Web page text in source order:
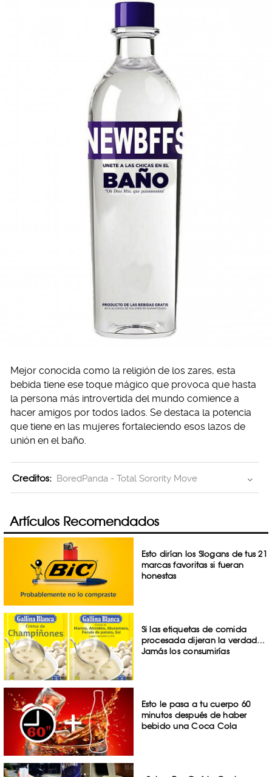
Mejor conocida como la religión de los zares, esta
bebida tiene ese toque mágico que provoca que hasta
la persona más introvertida del mundo comience a
hacer amigos por todos lados. Se destaca la potencia
que tiene en las mujeres fortaleciendo esos lazos de
unión en el baño.
Creditos: BoredPanda - Total Sorority Move
Artículos Recomendados
Esto dirían los Slogans de tus 21
marcas favoritas si fueran
honestas
Si las etiquetas de comida
procesada dijeran la verdad…
Jamás los consumirías
Esto le pasa a tu cuerpo 60
minutos después de haber
bebido una Coca Cola